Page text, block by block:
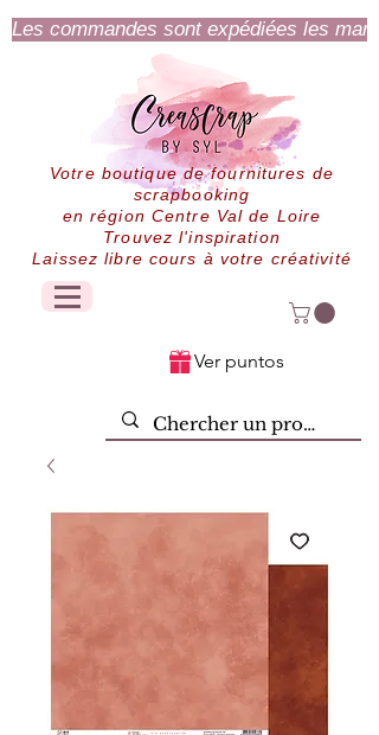
Les commandes sont expédiées les
Votre boutique de fournitures de
scrapbooking
en région Centre Val de Loire
Trouvez l'inspiration
Laissez libre cours à votre créativité
Ver puntos